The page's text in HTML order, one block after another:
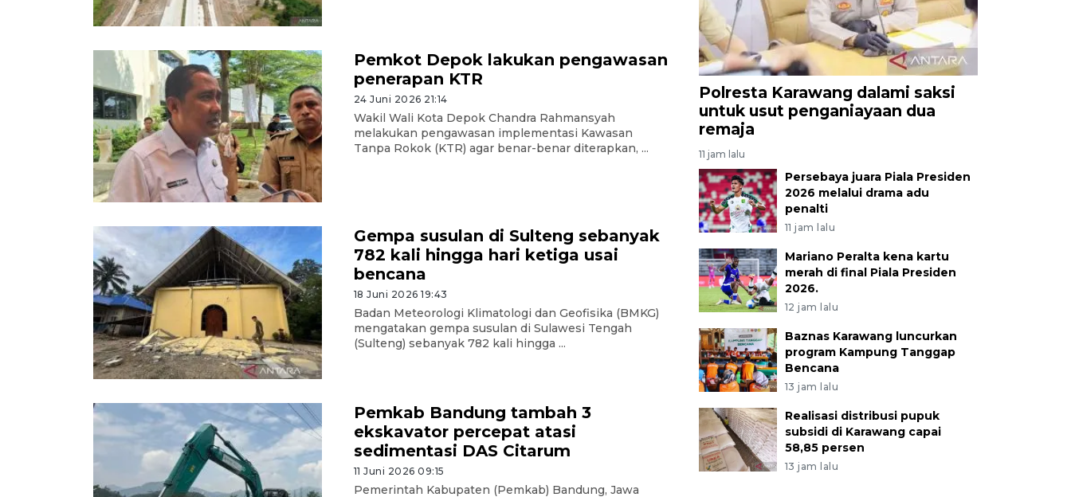
Pemkot Depok lakukan pengawasan
penerapan KTR
24 Juni 2026 21:14
Wakil Wali Kota Depok Chandra Rahmansyah
melakukan pengawasan implementasi Kawasan
Tanpa Rokok (KTR) agar benar-benar diterapkan, ...
Gempa susulan di Sulteng sebanyak
782 kali hingga hari ketiga usai
bencana
18 Juni 2026 19:43
Badan Meteorologi Klimatologi dan Geofisika (BMKG)
mengatakan gempa susulan di Sulawesi Tengah
(Sulteng) sebanyak 782 kali hingga ...
Pemkab Bandung tambah 3
ekskavator percepat atasi
sedimentasi DAS Citarum
11 Juni 2026 09:15
Pemerintah Kabupaten (Pemkab) Bandung, Jawa
Polresta Karawang dalami saksi
untuk usut penganiayaan dua
remaja
11 jam lalu
Persebaya juara Piala Presiden
2026 melalui drama adu
penalti
11 jam lalu
Mariano Peralta kena kartu
merah di final Piala Presiden
2026.
12 jam lalu
Baznas Karawang luncurkan
program Kampung Tanggap
Bencana
13 jam lalu
Realisasi distribusi pupuk
subsidi di Karawang capai
58,85 persen
13 jam lalu